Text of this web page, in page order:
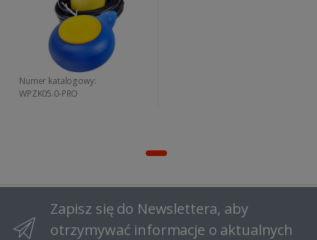
Numer katalogowy:
WPZK05.0-PRO
Zapisz się do Newslettera, aby
otrzymywać informacje o aktualnych